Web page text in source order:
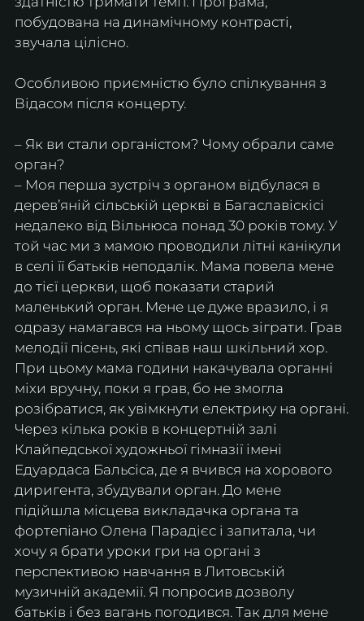
побудована на динамічному контрасті,
звучала цілісно.
Особливою приємністю було спілкування з
Відасом після концерту.
– Як ви стали органістом? Чому обрали саме
орган?
– Моя перша зустріч з органом відбулася в
дерев’яній сільській церкві в Багаславіскісі
недалеко від Вільнюса понад 30 років тому. У
той час ми з мамою проводили літні канікули
в селі її батьків неподалік. Мама повела мене
до тієї церкви, щоб показати старий
маленький орган. Мене це дуже вразило, і я
одразу намагався на ньому щось зіграти. Грав
мелодії пісень, які співав наш шкільний хор.
При цьому мама години накачувала органні
міхи вручну, поки я грав, бо не змогла
розібратися, як увімкнути електрику на органі.
Через кілька років в концертній залі
Клайпедської художньої гімназії імені
Едуардаса Бальсіса, де я вчився на хорового
диригента, збудували орган. До мене
підійшла місцева викладачка органа та
фортепіано Олена Парадієс і запитала, чи
хочу я брати уроки гри на органі з
перспективою навчання в Литовській
музичній академії. Я попросив дозволу
батьків і без вагань погодився. Так для мене